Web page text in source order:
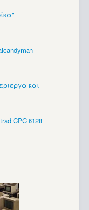
και
CPC 6128